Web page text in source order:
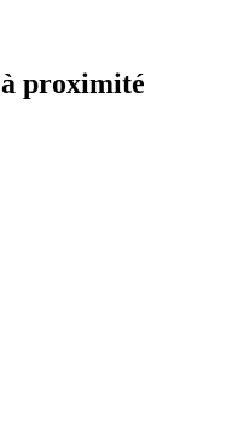
à proximité